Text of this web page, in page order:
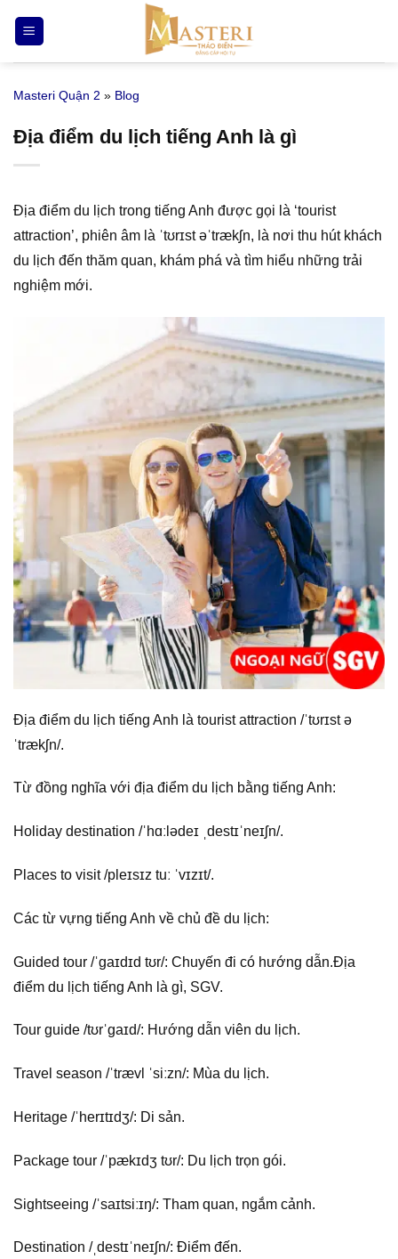
qua
nội
Masteri Quận 2 » Blog
Địa điểm du lịch tiếng Anh là gì
Địa điểm du lịch trong tiếng Anh được gọi là ‘tourist
attraction’, phiên âm là ˈtʊrɪst əˈtrækʃn, là nơi thu hút khách
du lịch đến thăm quan, khám phá và tìm hiểu những trải
nghiệm mới.
Địa điểm du lịch tiếng Anh là tourist attraction /ˈtʊrɪst ə
ˈtrækʃn/.
Từ đồng nghĩa với địa điểm du lịch bằng tiếng Anh:
Holiday destination /ˈhɑːlədeɪ ˌdestɪˈneɪʃn/.
Places to visit /pleɪsɪz tuː ˈvɪzɪt/.
Các từ vựng tiếng Anh về chủ đề du lịch:
Guided tour /ˈɡaɪdɪd tʊr/: Chuyến đi có hướng dẫn.Địa
điểm du lịch tiếng Anh là gì, SGV.
Tour guide /tʊrˈɡaɪd/: Hướng dẫn viên du lịch.
Travel season /ˈtrævl ˈsiːzn/: Mùa du lịch.
Heritage /ˈherɪtɪdʒ/: Di sản.
Package tour /ˈpækɪdʒ tʊr/: Du lịch trọn gói.
Sightseeing /ˈsaɪtsiːɪŋ/: Tham quan, ngắm cảnh.
Destination /ˌdestɪˈneɪʃn/: Điểm đến.